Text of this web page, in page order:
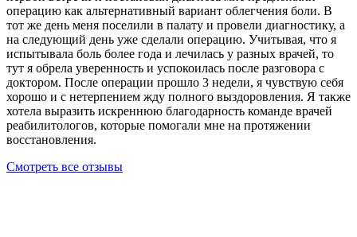
операцию как альтернативный вариант облегчения боли. В
тот же день меня поселили в палату и провели диагностику, а
на следующий день уже сделали операцию. Учитывая, что я
испытывала боль более года и лечилась у разных врачей, то
тут я обрела уверенность и успокоилась после разговора с
доктором. После операции прошло 3 недели, я чувствую себя
хорошо и с нетерпением жду полного выздоровления. Я также
хотела выразить искреннюю благодарность команде врачей
реабилитологов, которые помогали мне на протяжении
восстановления.
Смотреть все отзывы